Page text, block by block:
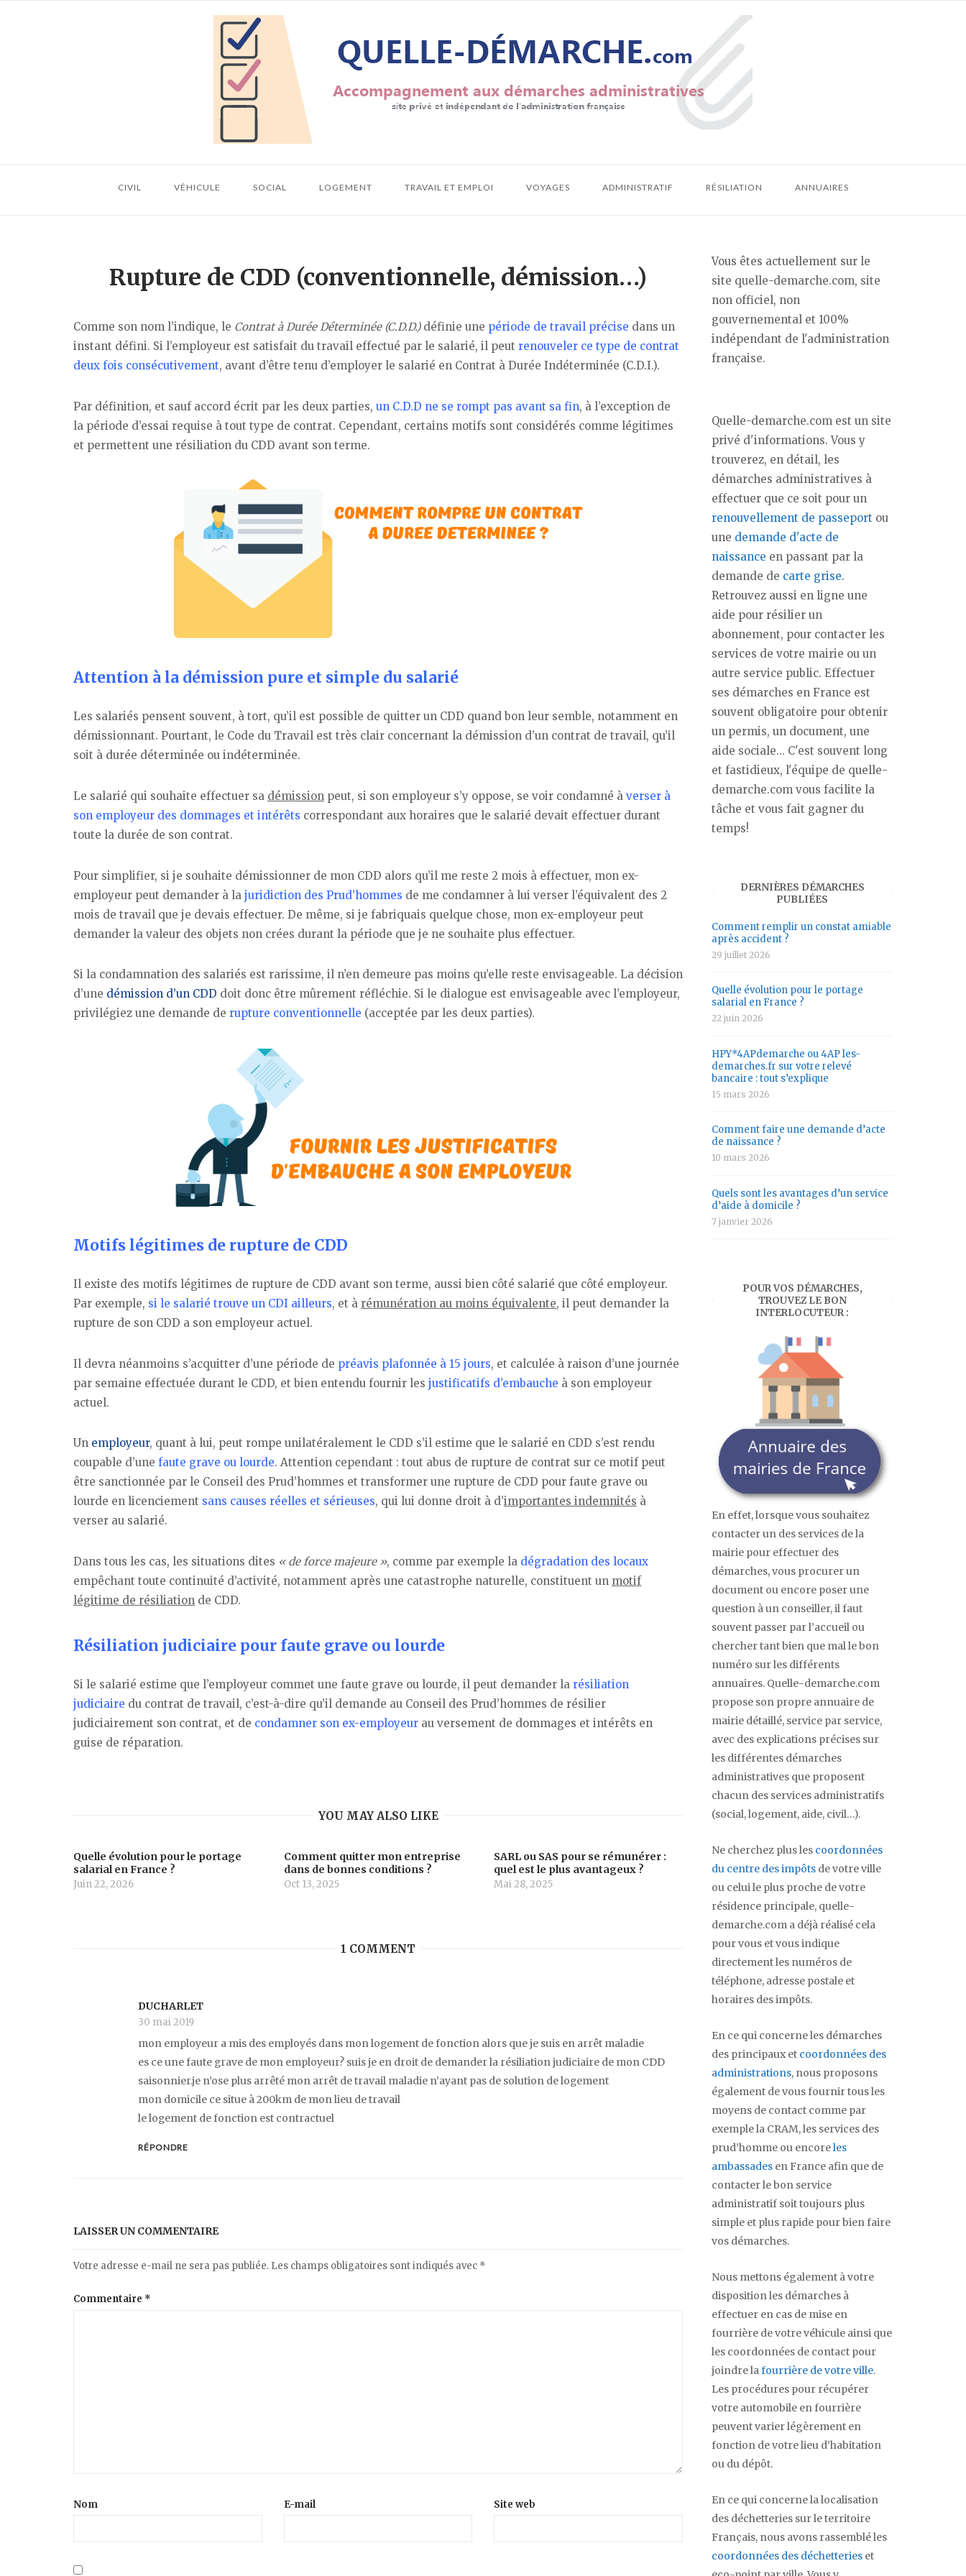
Home
CIVIL VÉHICULE SOCIAL LOGEMENT TRAVAIL ET EMPLOI VOYAGES ADMINISTRATIF RÉSILIATION ANNUAIRES
Rupture de CDD (conventionnelle, démission…)
Comme son nom l’indique, le Contrat à Durée Déterminée (C.D.D.)définie une période de travail précise dans un
instant défini. Si l’employeur est satisfait du travail effectué par le salarié, il peut renouveler ce type de contrat
deux fois consécutivement, avant d’être tenu d’employer le salarié en Contrat à Durée Indéterminée (C.D.I.).
Par définition, et sauf accord écrit par les deux parties, un C.D.D ne se rompt pas avant sa fin, à l’exception de
la période d’essai requise à tout type de contrat. Cependant, certains motifs sont considérés comme légitimes
et permettent une résiliation du CDD avant son terme.
Attention à la démission pure et simple du salarié
Les salariés pensent souvent, à tort, qu’il est possible de quitter un CDD quand bon leur semble, notamment en
démissionnant. Pourtant, le Code du Travail est très clair concernant la démission d’un contrat de travail, qu’il
soit à durée déterminée ou indéterminée.
Le salarié qui souhaite effectuer sa démission peut, si son employeur s’y oppose, se voir condamné à verser à
son employeur des dommages et intérêts correspondant aux horaires que le salarié devait effectuer durant
toute la durée de son contrat.
Pour simplifier, si je souhaite démissionner de mon CDD alors qu’il me reste 2 mois à effectuer, mon ex-
employeur peut demander à la juridiction des Prud’hommes de me condamner à lui verser l’équivalent des 2
mois de travail que je devais effectuer. De même, si je fabriquais quelque chose, mon ex-employeur peut
demander la valeur des objets non crées durant la période que je ne souhaite plus effectuer.
Si la condamnation des salariés est rarissime, il n’en demeure pas moins qu’elle reste envisageable. La décision
d’une démission d’un CDD doit donc être mûrement réfléchie. Si le dialogue est envisageable avec l’employeur,
privilégiez une demande de rupture conventionnelle (acceptée par les deux parties).
Motifs légitimes de rupture de CDD
Il existe des motifs légitimes de rupture de CDD avant son terme, aussi bien côté salarié que côté employeur.
Par exemple, si le salarié trouve un CDI ailleurs, et à rémunération au moins équivalente, il peut demander la
rupture de son CDD a son employeur actuel.
Il devra néanmoins s’acquitter d’une période de préavis plafonnée à 15 jours, et calculée à raison d’une journée
par semaine effectuée durant le CDD, et bien entendu fournir les justificatifs d’embauche à son employeur
actuel.
Un employeur, quant à lui, peut rompe unilatéralement le CDD s’il estime que le salarié en CDD s’est rendu
coupable d’une faute grave ou lourde. Attention cependant : tout abus de rupture de contrat sur ce motif peut
être sanctionnée par le Conseil des Prud’hommes et transformer une rupture de CDD pour faute grave ou
lourde en licenciement sans causes réelles et sérieuses, qui lui donne droit à d’importantes indemnités à
verser au salarié.
Dans tous les cas, les situations dites « de force majeure », comme par exemple la dégradation des locaux
empêchant toute continuité d’activité, notamment après une catastrophe naturelle, constituent un motif
légitime de résiliation de CDD.
Résiliation judiciaire pour faute grave ou lourde
Si le salarié estime que l’employeur commet une faute grave ou lourde, il peut demander la résiliation
judiciaire du contrat de travail, c’est-à-dire qu’il demande au Conseil des Prud’hommes de résilier
judiciairement son contrat, et de condamner son ex-employeur au versement de dommages et intérêts en
guise de réparation.
YOU MAY ALSO LIKE
Quelle évolution pour le portage
salarial en France ?
Juin 22, 2026
Comment quitter mon entreprise
dans de bonnes conditions ?
Oct 13, 2025
SARL ou SAS pour se rémunérer :
quel est le plus avantageux ?
Mai 28, 2025
1 COMMENT
DUCHARLET
30 mai 2019
mon employeur a mis des employés dans mon logement de fonction alors que je suis en arrêt maladie
es ce une faute grave de mon employeur? suis je en droit de demander la résiliation judiciaire de mon CDD
saisonnier.je n’ose plus arrêté mon arrêt de travail maladie n’ayant pas de solution de logement
mon domicile ce situe à 200km de mon lieu de travail
le logement de fonction est contractuel
RÉPONDRE
LAISSER UN COMMENTAIRE
Votre adresse e-mail ne sera pas publiée. Les champs obligatoires sont indiqués avec *
Commentaire *
Nom E-mail Site web
Vous êtes actuellement sur le
site quelle-demarche.com, site
non officiel, non
gouvernemental et 100%
indépendant de l'administration
française.
Quelle-demarche.com est un site
privé d'informations. Vous y
trouverez, en détail, les
démarches administratives à
effectuer que ce soit pour un
renouvellement de passeport ou
une demande d'acte de
naissance en passant par la
demande de carte grise.
Retrouvez aussi en ligne une
aide pour résilier un
abonnement, pour contacter les
services de votre mairie ou un
autre service public. Effectuer
ses démarches en France est
souvent obligatoire pour obtenir
un permis, un document, une
aide sociale... C'est souvent long
et fastidieux, l'équipe de quelle-
demarche.com vous facilite la
tâche et vous fait gagner du
temps!
DERNIÈRES DÉMARCHES
PUBLIÉES
Comment remplir un constat amiable
après accident ?
29 juillet 2026
Quelle évolution pour le portage
salarial en France ?
22 juin 2026
HPY*4APdemarche ou 4AP les-
demarches.fr sur votre relevé
bancaire : tout s’explique
15 mars 2026
Comment faire une demande d’acte
de naissance ?
10 mars 2026
Quels sont les avantages d’un service
d’aide à domicile ?
7 janvier 2026
POUR VOS DÉMARCHES,
TROUVEZ LE BON
INTERLOCUTEUR :
En effet, lorsque vous souhaitez
contacter un des services de la
mairie pour effectuer des
démarches, vous procurer un
document ou encore poser une
question à un conseiller, il faut
souvent passer par l’accueil ou
chercher tant bien que mal le bon
numéro sur les différents
annuaires. Quelle-demarche.com
propose son propre annuaire de
mairie détaillé, service par service,
avec des explications précises sur
les différentes démarches
administratives que proposent
chacun des services administratifs
(social, logement, aide, civil…).
Ne cherchez plus les coordonnées
du centre des impôts de votre ville
ou celui le plus proche de votre
résidence principale, quelle-
demarche.com a déjà réalisé cela
pour vous et vous indique
directement les numéros de
téléphone, adresse postale et
horaires des impôts.
En ce qui concerne les démarches
des principaux et coordonnées des
administrations, nous proposons
également de vous fournir tous les
moyens de contact comme par
exemple la CRAM, les services des
prud’homme ou encoreles
ambassades en France afin que de
contacter le bon service
administratif soit toujours plus
simple et plus rapide pour bien faire
vos démarches.
Nous mettons également à votre
disposition les démarches à
effectuer en cas de mise en
fourrière de votre véhicule ainsi que
les coordonnées de contact pour
joindre lafourrière de votre ville.
Les procédures pour récupérer
votre automobile en fourrière
peuvent varier légèrement en
fonction de votre lieu d’habitation
ou du dépôt.
En ce qui concerne la localisation
des déchetteries sur le territoire
Français, nous avons rassemblé les
coordonnées des déchetteries et